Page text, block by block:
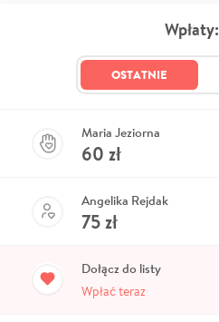
Wpłaty:
OSTATNIE
Maria Jeziorna
60 zł
Angelika Rejdak
75zł
Dołącz do listy
Wpłać teraz